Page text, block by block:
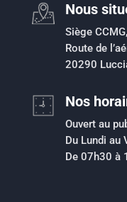
Nous
Siège CCMG,
Route de
20290
Nos
Ouvert au
Du Lundi au
De 07h30 à